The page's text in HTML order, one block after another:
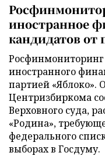
иностранное
кандидатов от
иностранного
партией «Яблоко».
Центризбиркома
Верховного суда,
«Родина»,
федерального
выборах в Госдуму.